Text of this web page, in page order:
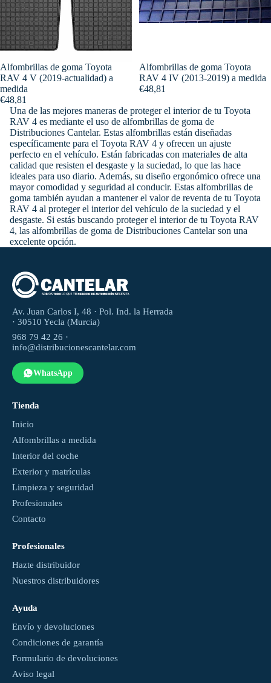
Alfombrillas de goma Toyota
RAV 4 V (2019-actualidad) a
medida
€48,81
Alfombrillas de goma Toyota
RAV 4 IV (2013-2019) a medida
€48,81
Una de las mejores maneras de proteger el interior de tu Toyota
RAV 4 es mediante el uso de alfombrillas de goma de
Distribuciones Cantelar. Estas alfombrillas están diseñadas
específicamente para el Toyota RAV 4 y ofrecen un ajuste
perfecto en el vehículo. Están fabricadas con materiales de alta
calidad que resisten el desgaste y la suciedad, lo que las hace
ideales para uso diario. Además, su diseño ergonómico ofrece una
mayor comodidad y seguridad al conducir. Estas alfombrillas de
goma también ayudan a mantener el valor de reventa de tu Toyota
RAV 4 al proteger el interior del vehículo de la suciedad y el
desgaste. Si estás buscando proteger el interior de tu Toyota RAV
4, las alfombrillas de goma de Distribuciones Cantelar son una
excelente opción.
Av. Juan Carlos I, 48 · Pol. Ind. la Herrada
· 30510 Yecla (Murcia)
968 79 42 26 ·
info@distribucionescantelar.com
WhatsApp
Tienda
Inicio
Alfombrillas a medida
Interior del coche
Exterior y matrículas
Limpieza y seguridad
Profesionales
Contacto
Profesionales
Hazte distribuidor
Nuestros distribuidores
Ayuda
Envío y devoluciones
Condiciones de garantía
Formulario de devoluciones
Aviso legal